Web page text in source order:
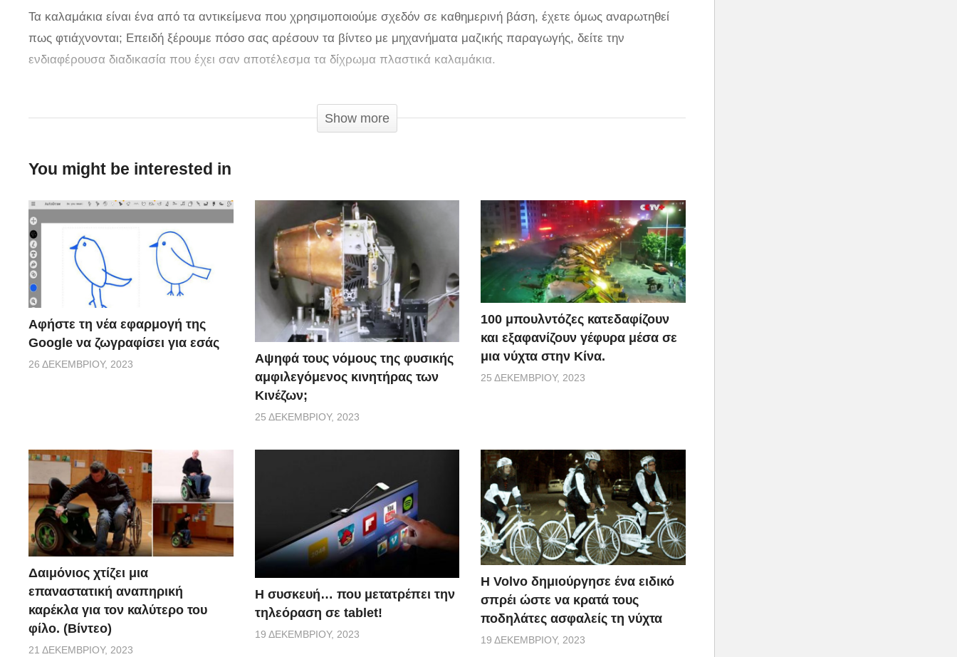
Τα καλαμάκια είναι ένα από τα αντικείμενα που χρησιμοποιούμε σχεδόν σε καθημερινή βάση, έχετε όμως αναρωτηθεί
πως φτιάχνονται; Επειδή ξέρουμε πόσο σας αρέσουν τα βίντεο με μηχανήματα μαζικής παραγωγής, δείτε την
ενδιαφέρουσα διαδικασία που έχει σαν αποτέλεσμα τα δίχρωμα πλαστικά καλαμάκια.
Show more
You might be interested in
Αφήστε τη νέα εφαρμογή της
Google να ζωγραφίσει για εσάς
26 ΔΕΚΕΜΒΡΊΟΥ, 2023
Αψηφά τους νόμους της φυσικής
αμφιλεγόμενος κινητήρας των
Κινέζων;
25 ΔΕΚΕΜΒΡΊΟΥ, 2023
100 μπουλντόζες κατεδαφίζουν
και εξαφανίζουν γέφυρα μέσα σε
μια νύχτα στην Κίνα.
25 ΔΕΚΕΜΒΡΊΟΥ, 2023
Δαιμόνιος χτίζει μια
επαναστατική αναπηρική
καρέκλα για τον καλύτερο του
φίλο. (Βίντεο)
21 ΔΕΚΕΜΒΡΊΟΥ, 2023
Η συσκευή… που μετατρέπει την
τηλεόραση σε tablet!
19 ΔΕΚΕΜΒΡΊΟΥ, 2023
Η Volvo δημιούργησε ένα ειδικό
σπρέι ώστε να κρατά τους
ποδηλάτες ασφαλείς τη νύχτα
19 ΔΕΚΕΜΒΡΊΟΥ, 2023